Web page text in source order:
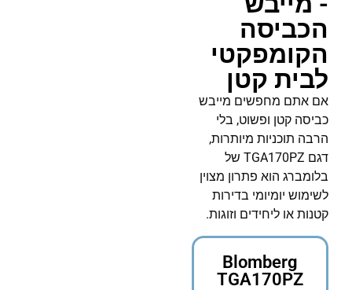
הכביסה
הקומפקטי
לבית קטן
אם אתם מחפשים מייבש
כביסה קטן ופשוט, בלי
הרבה תוכניות מיותרות,
דגם TGA170PZ של
בלומברג הוא פתרון מצוין
לשימוש יומיומי בדירות
קטנות או ליחידים וזוגות.
Blomberg
TGA170PZ